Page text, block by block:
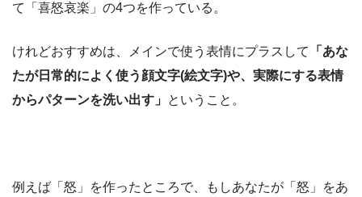
て「喜怒哀楽」の4つを作っている。
けれどおすすめは、メインで使う表情にプラスして
「あな
たが日常的によく使う顔文字(絵文字)や、実際にする表情
からパターンを洗い出す」 ということ。
例えば「怒」を作ったところで、もしあなたが「怒」をあ